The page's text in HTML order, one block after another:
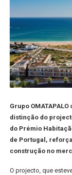
Grupo
distinção do
do Prémio
de Portugal,
construção no
O projecto, que